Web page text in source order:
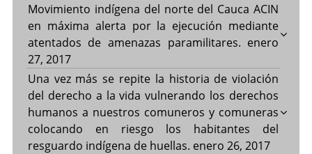
Movimiento indígena del norte del Cauca ACIN
en máxima alerta por la ejecución mediante
atentados de amenazas paramilitares. enero
27, 2017
Una vez más se repite la historia de violación
del derecho a la vida vulnerando los derechos
humanos a nuestros comuneros y comuneras
colocando en riesgo los habitantes del
resguardo indígena de huellas. enero 26, 2017